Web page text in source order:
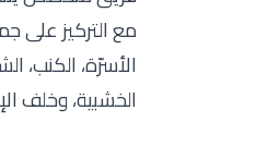
مع التركيز على
الأسرّة، الكنب،
الخشبية، وخلف